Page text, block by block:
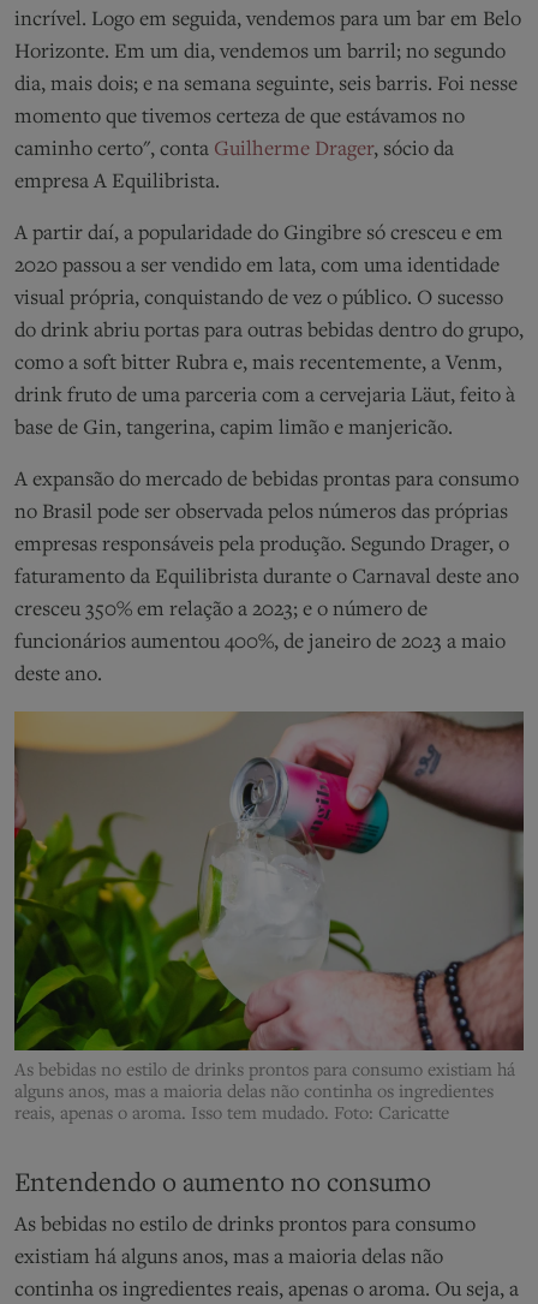
incrível. Logo em seguida, vendemos para um bar em Belo
Horizonte. Em um dia, vendemos um barril; no segundo
dia, mais dois; e na semana seguinte, seis barris. Foi nesse
momento que tivemos certeza de que estávamos no
caminho certo", conta Guilherme Drager, sócio da
empresa A Equilibrista.
A partir daí, a popularidade do Gingibre só cresceu e em
2020 passou a ser vendido em lata, com uma identidade
visual própria, conquistando de vez o público. O sucesso
do drink abriu portas para outras bebidas dentro do grupo,
como a soft bitter Rubra e, mais recentemente, a Venm,
drink fruto de uma parceria com a cervejaria Läut, feito à
base de Gin, tangerina, capim limão e manjericão.
A expansão do mercado de bebidas prontas para consumo
no Brasil pode ser observada pelos números das próprias
empresas responsáveis pela produção. Segundo Drager, o
faturamento da Equilibrista durante o Carnaval deste ano
cresceu 350% em relação a 2023; e o número de
funcionários aumentou 400%, de janeiro de 2023 a maio
deste ano.
As bebidas no estilo de drinks prontos para consumo existiam há
alguns anos, mas a maioria delas não continha os ingredientes
reais, apenas o aroma. Isso tem mudado. Foto: Caricatte
Entendendo o aumento no consumo
As bebidas no estilo de drinks prontos para consumo
existiam há alguns anos, mas a maioria delas não
continha os ingredientes reais, apenas o aroma. Ou seja, a